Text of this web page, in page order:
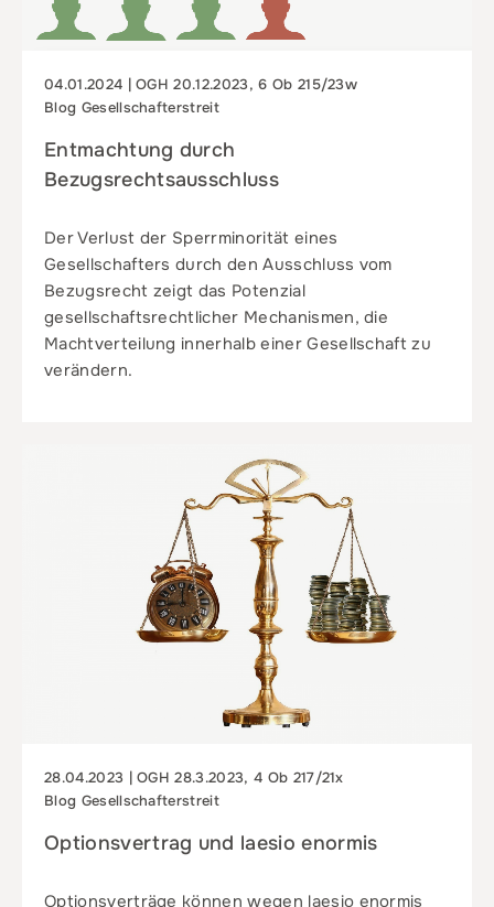
04.01.2024 | OGH 20.12.2023, 6 Ob 215/23w
Blog Gesellschafterstreit
Entmachtung durch
Bezugsrechtsausschluss
Der Verlust der Sperrminorität eines
Gesellschafters durch den Ausschluss vom
Bezugsrecht zeigt das Potenzial
gesellschaftsrechtlicher Mechanismen, die
Machtverteilung innerhalb einer Gesellschaft zu
verändern.
28.04.2023 | OGH 28.3.2023, 4 Ob 217/21x
Blog Gesellschafterstreit
Optionsvertrag und laesio enormis
Optionsverträge können wegen laesio enormis